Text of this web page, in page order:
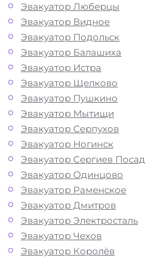
Эвакуатор Люберцы
Эвакуатор Видное
Эвакуатор Подольск
Эвакуатор Балашиха
Эвакуатор Истра
Эвакуатор Щелково
Эвакуатор Пушкино
Эвакуатор Мытищи
Эвакуатор Серпухов
Эвакуатор Ногинск
Эвакуатор Сергиев Посад
Эвакуатор Одинцово
Эвакуатор Раменское
Эвакуатор Дмитров
Эвакуатор Электросталь
Эвакуатор Чехов
Эвакуатор Королёв